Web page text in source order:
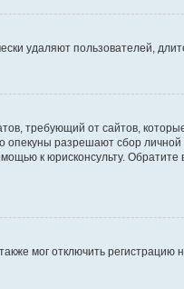
удаляют пользователей,
требующий от сайтов,
опекуны разрешают сбор
к юрисконсульту.
мог отключить